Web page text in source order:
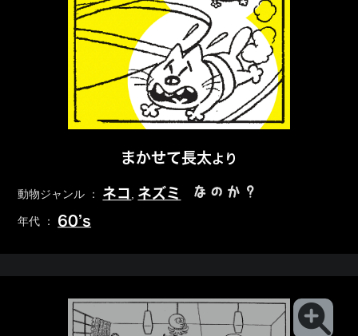
まかせて長太より
動物ジャンル ： ネコ ネズミ なのか？
年代 ： 60’s